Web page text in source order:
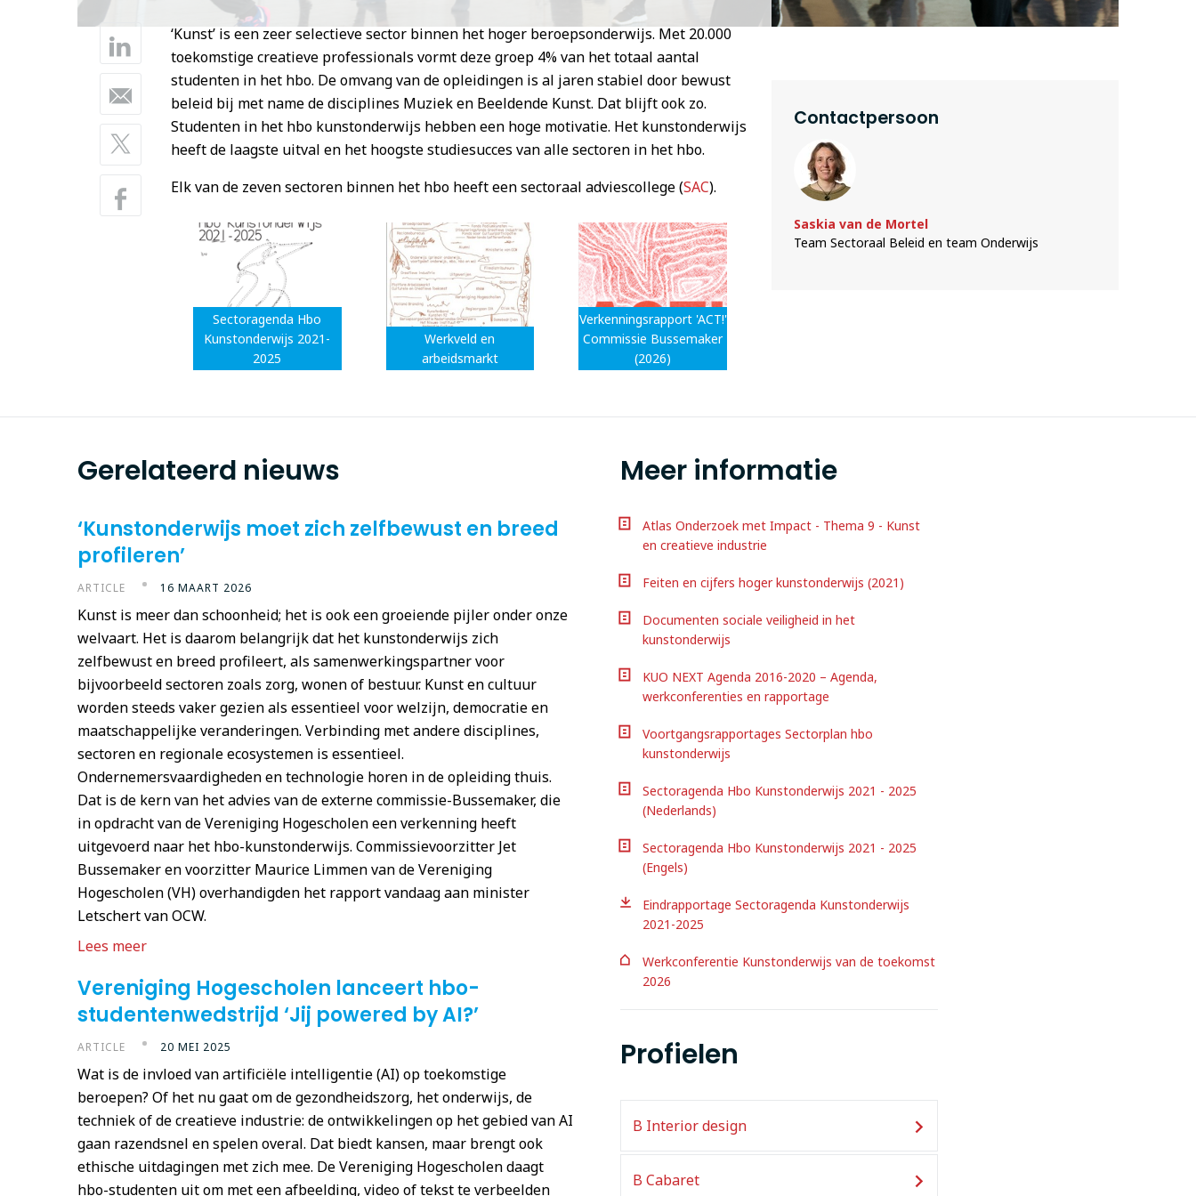
‘Kunst’ is een zeer selectieve sector binnen het hoger beroepsonderwijs. Met 20.000
toekomstige creatieve professionals vormt deze groep 4% van het totaal aantal
studenten in het hbo. De omvang van de opleidingen is al jaren stabiel door bewust
beleid bij met name de disciplines Muziek en Beeldende Kunst. Dat blijft ook zo.
Studenten in het hbo kunstonderwijs hebben een hoge motivatie. Het kunstonderwijs
heeft de laagste uitval en het hoogste studiesucces van alle sectoren in het hbo.
Elk van de zeven sectoren binnen het hbo heeft een sectoraal adviescollege (SAC).
Sectoragenda Hbo
Kunstonderwijs 2021-
2025
Werkveld en
arbeidsmarkt
Verkenningsrapport 'ACT!'
Commissie Bussemaker
(2026)
Contactpersoon
Saskia van de Mortel
Team Sectoraal Beleid en team Onderwijs
Gerelateerd nieuws
‘Kunstonderwijs moet zich zelfbewust en breed
profileren’
ARTICLE 16 MAART 2026
Kunst is meer dan schoonheid; het is ook een groeiende pijler onder onze
welvaart. Het is daarom belangrijk dat het kunstonderwijs zich
zelfbewust en breed profileert, als samenwerkingspartner voor
bijvoorbeeld sectoren zoals zorg, wonen of bestuur. Kunst en cultuur
worden steeds vaker gezien als essentieel voor welzijn, democratie en
maatschappelijke veranderingen. Verbinding met andere disciplines,
sectoren en regionale ecosystemen is essentieel.
Ondernemersvaardigheden en technologie horen in de opleiding thuis.
Dat is de kern van het advies van de externe commissie-Bussemaker, die
in opdracht van de Vereniging Hogescholen een verkenning heeft
uitgevoerd naar het hbo-kunstonderwijs. Commissievoorzitter Jet
Bussemaker en voorzitter Maurice Limmen van de Vereniging
Hogescholen (VH) overhandigden het rapport vandaag aan minister
Letschert van OCW.
Lees meer
Vereniging Hogescholen lanceert hbo-
studentenwedstrijd ‘Jij powered by AI?’
ARTICLE 20 MEI 2025
Wat is de invloed van artificiële intelligentie (AI) op toekomstige
beroepen? Of het nu gaat om de gezondheidszorg, het onderwijs, de
techniek of de creatieve industrie: de ontwikkelingen op het gebied van AI
gaan razendsnel en spelen overal. Dat biedt kansen, maar brengt ook
ethische uitdagingen met zich mee. De Vereniging Hogescholen daagt
hbo-studenten uit om met een afbeelding, video of tekst te verbeelden
Meer informatie
Atlas Onderzoek met Impact - Thema 9 - Kunst
en creatieve industrie
Feiten en cijfers hoger kunstonderwijs (2021)
Documenten sociale veiligheid in het
kunstonderwijs
KUO NEXT Agenda 2016-2020 – Agenda,
werkconferenties en rapportage
Voortgangsrapportages Sectorplan hbo
kunstonderwijs
Sectoragenda Hbo Kunstonderwijs 2021 - 2025
(Nederlands)
Sectoragenda Hbo Kunstonderwijs 2021 - 2025
(Engels)
Eindrapportage Sectoragenda Kunstonderwijs
2021-2025
Werkconferentie Kunstonderwijs van de toekomst
2026
Profielen
B Interior design
B Cabaret